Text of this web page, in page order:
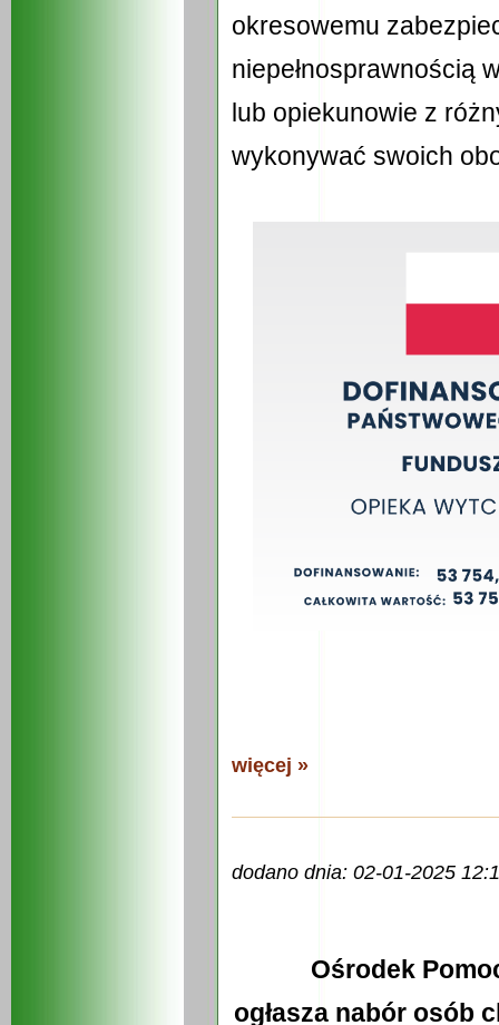
okresowemu
niepełnosprawnością
lub opiekunowie z
wykonywać swoich
więcej »
dodano dnia: 02-01-2025
Ośrodek
ogłasza nabór osób